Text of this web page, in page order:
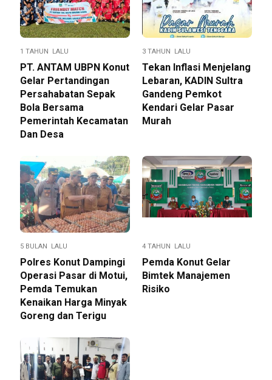
1 TAHUN LALU
PT. ANTAM UBPN Konut
Gelar Pertandingan
Persahabatan Sepak
Bola Bersama
Pemerintah Kecamatan
Dan Desa
3 TAHUN LALU
Tekan Inflasi Menjelang
Lebaran, KADIN Sultra
Gandeng Pemkot
Kendari Gelar Pasar
Murah
5 BULAN LALU
Polres Konut Dampingi
Operasi Pasar di Motui,
Pemda Temukan
Kenaikan Harga Minyak
Goreng dan Terigu
4 TAHUN LALU
Pemda Konut Gelar
Bimtek Manajemen
Risiko